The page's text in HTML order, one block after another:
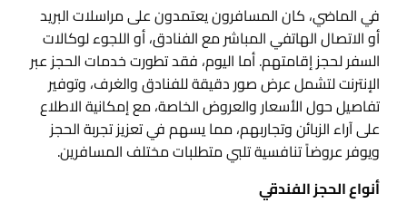
في الماضي، كان المسافرون يعتمدون على مراسلات البريد
أو الاتصال الهاتفي المباشر مع الفنادق، أو اللجوء لوكالات
السفر لحجز إقامتهم. أما اليوم، فقد تطورت خدمات الحجز عبر
الإنترنت لتشمل عرض صور دقيقة للفنادق والغرف، وتوفير
تفاصيل حول الأسعار والعروض الخاصة، مع إمكانية الاطلاع
على آراء الزبائن وتجاربهم، مما يسهم في تعزيز تجربة الحجز
ويوفر عروضاً تنافسية تلبي متطلبات مختلف المسافرين.
أنواع الحجز الفندقي